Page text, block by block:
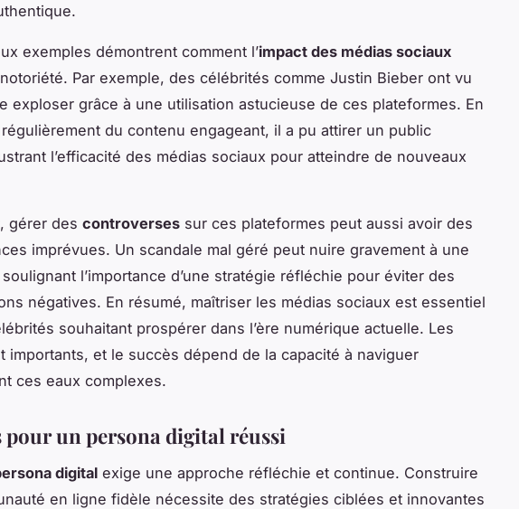
exemples démontrent comment l’impact des médias sociaux
Par exemple, des célébrités comme Justin Bieber ont vu
exploser grâce à une utilisation astucieuse de ces plateformes. En
du contenu engageant, il a pu attirer un public
l’efficacité des médias sociaux pour atteindre de nouveaux
gérer des controverses sur ces plateformes peut aussi avoir des
imprévues. Un scandale mal géré peut nuire gravement à une
l’importance d’une stratégie réfléchie pour éviter des
négatives. En résumé, maîtriser les médias sociaux est essentiel
souhaitant prospérer dans l’ère numérique actuelle. Les
importants, et le succès dépend de la capacité à naviguer
ces eaux complexes.
pour un persona digital réussi
digital exige une approche réfléchie et continue. Construire
en ligne fidèle nécessite des stratégies ciblées et innovantes